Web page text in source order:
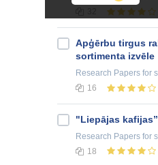
Apģērbu tirgus
sortimenta izvēle
Research Papers for
16
"Liepājas
Research Papers for
18